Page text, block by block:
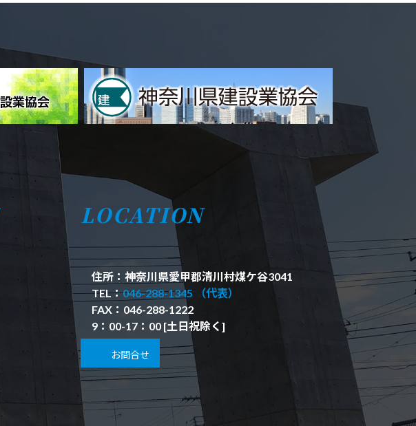
LOCATION
住所：神奈川県愛甲郡清川村煤ケ谷3041
TEL：046-288-1345 （代表）
FAX：046-288-1222
9：00-17：00 [土日祝除く]
お問合せ